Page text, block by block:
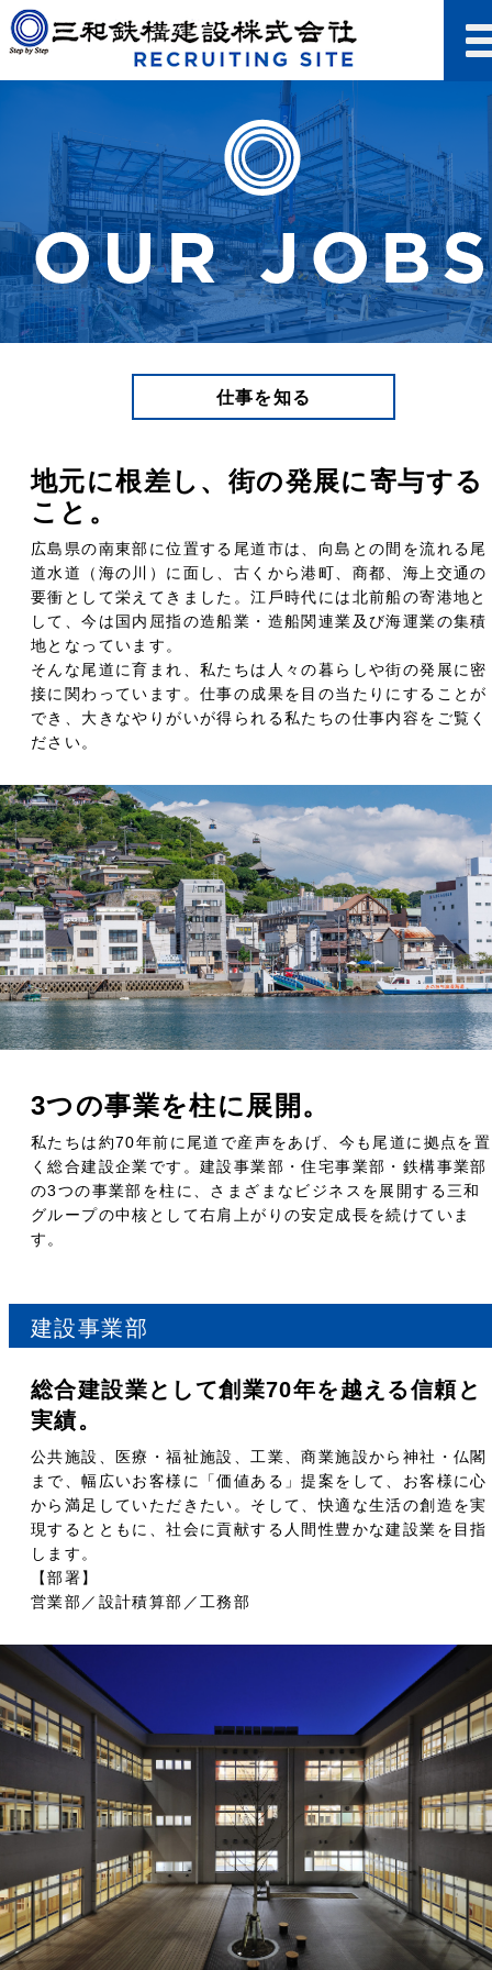
仕事を知る
地元に根差し、街の発展に寄与する
こと。
広島県の南東部に位置する尾道市は、向島との間を流れる尾
道⽔道（海の川）に⾯し、古くから港町、商都、海上交通の
要衝として栄えてきました。江⼾時代には北前船の寄港地と
して、今は国内屈指の造船業・造船関連業及び海運業の集積
地となっています。
そんな尾道に育まれ、私たちは人々の暮らしや街の発展に密
接に関わっています。仕事の成果を目の当たりにすることが
でき、大きなやりがいが得られる私たちの仕事内容をご覧く
ださい。
3つの事業を柱に展開。
私たちは約70年前に尾道で産声をあげ、今も尾道に拠点を置
く総合建設企業です。建設事業部・住宅事業部・鉄構事業部
の3つの事業部を柱に、さまざまなビジネスを展開する三和
グループの中核として右肩上がりの安定成⻑を続けていま
す。
建設事業部
総合建設業として創業70年を越える信頼と
実績。
公共施設、医療・福祉施設、⼯業、商業施設から神社・仏閣
まで、幅広いお客様に「価値ある」提案をして、お客様に⼼
から満⾜していただきたい。そして、快適な⽣活の創造を実
現するとともに、社会に貢献する⼈間性豊かな建設業を⽬指
します。
【部署】
営業部／設計積算部／⼯務部